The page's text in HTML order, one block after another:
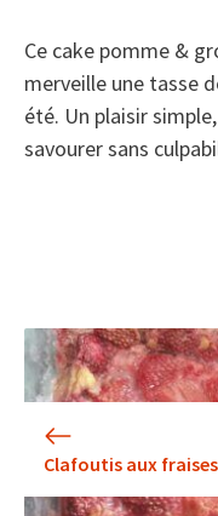
Ce cake pomme &
merveille une tasse
été. Un plaisir
savourer sans
Clafoutis aux